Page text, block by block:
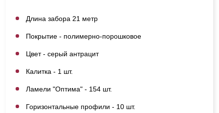
Длина забора 21 метр
Покрытие - полимерно-порошковое
Цвет - серый антрацит
Калитка - 1 шт.
Ламели "Оптима" - 154 шт.
Горизонтальные профили - 10 шт.